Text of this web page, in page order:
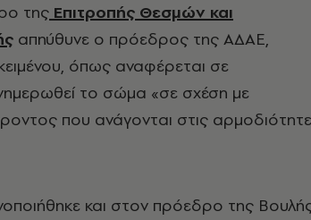
της Επιτροπής Θεσμών και
απηύθυνε ο πρόεδρος της ΑΔΑΕ,
όπως αναφέρεται σε
το σώμα «σε σχέση με
που ανάγονται στις
και στον πρόεδρο της